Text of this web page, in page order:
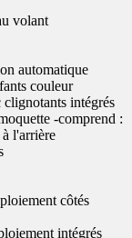
volant
automatique
couleur
clignotants intégrés
-comprend :
l'arrière
côtés
intégrés